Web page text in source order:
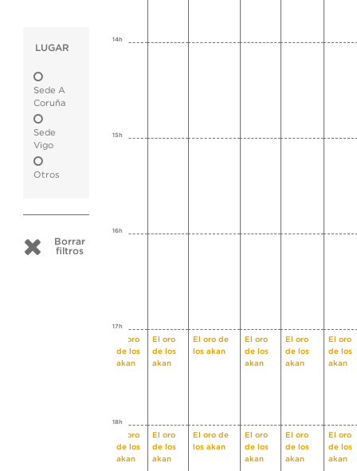
LUGAR
Sede A
Coruña
Sede
Vigo
Otros
Borrar
filtros
14h
15h
16h
17h
El oro
de los
akan
El oro
de los
akan
El oro de
los akan
El oro
de los
akan
El oro
de los
akan
El oro
de los
akan
18h
El oro
de los
akan
El oro
de los
akan
El oro de
los akan
El oro
de los
akan
El oro
de los
akan
El oro
de los
akan